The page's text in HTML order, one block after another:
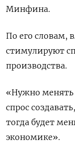
Минфина.
По его словам,
стимулируют
производства.
«Нужно менять
спрос
тогда будет
экономике».